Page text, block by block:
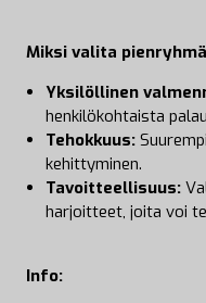
Miksi valita
Yksilöllinen
henkilökohtaista
Tehokkuus:
kehittyminen.
Tavoitteellisuus:
harjoitteet, joita voi
Info: